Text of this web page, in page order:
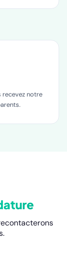
recevez notre